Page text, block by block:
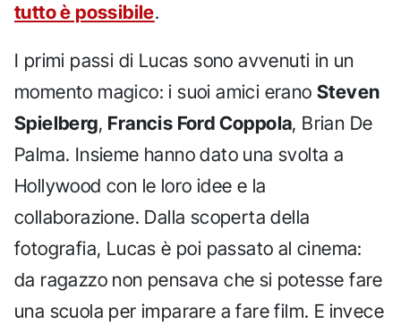
tutto è possibile.
I primi passi di Lucas sono avvenuti in un
momento magico: i suoi amici erano Steven
Spielberg, Francis Ford Coppola, Brian De
Palma. Insieme hanno dato una svolta a
Hollywood con le loro idee e la
collaborazione. Dalla scoperta della
fotografia, Lucas è poi passato al cinema:
da ragazzo non pensava che si potesse fare
una scuola per imparare a fare film. E invece